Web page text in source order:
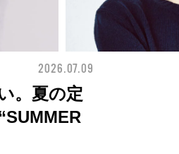
2026.07.09
。夏の定
FASHION